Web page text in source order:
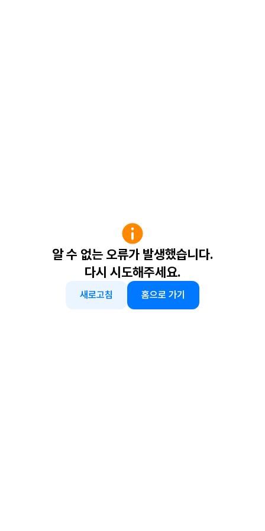
알 수 없는 오류가 발생했습니다.
다시 시도해주세요.
새로고침 홈으로 가기